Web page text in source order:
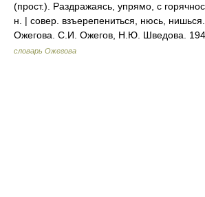
(прост.). Раздражаясь, упрямо, с
н. | совер. взъерепениться, нюсь,
Ожегова. С.И. Ожегов, Н.Ю. Шведова.
словарь Ожегова